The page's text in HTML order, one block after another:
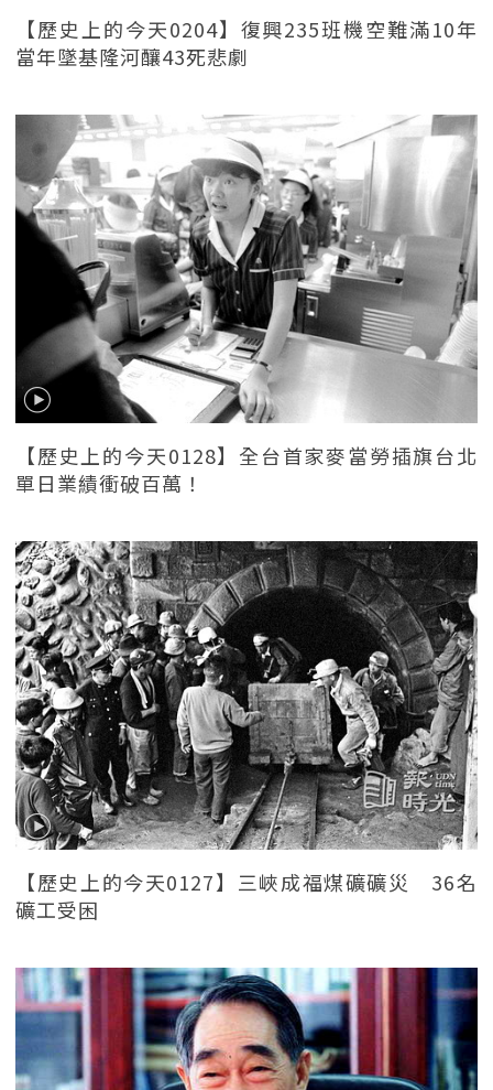
【歷史上的今天0204】復興235班機空難滿10年
當年墜基隆河釀43死悲劇
【歷史上的今天0128】全台首家麥當勞插旗台北
單日業績衝破百萬！
【歷史上的今天0127】三峽成福煤礦礦災 36名
礦工受困